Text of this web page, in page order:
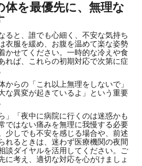
体を最優先に、無理な
ると、誰でも心細く、不安な気持ち
衣服を緩め、お腹を温めて楽な姿勢
かせてください。一時的な冷えや食
れば、これらの初期対応で次第に症
からの「これ以上無理をしないで」
な異変が起きているよ」という重要
」「夜中に病院に行くのは迷惑かも
ではない痛みを無理に我慢する必要
少しでも不安を感じる場合や、前述
れるときは、迷わず医療機関の夜間
談ダイヤルを活用してください。ご
に考え、適切な対応を心がけましょ